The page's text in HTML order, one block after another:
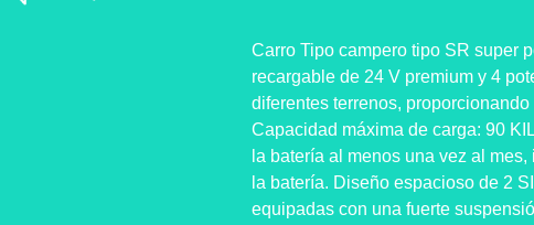
Carro Tipo campero tipo SR super
recargable de 24 V premium y 4
diferentes terrenos,
Capacidad máxima de carga: 90
la batería al menos una vez al
la batería. Diseño espacioso de 2
equipadas con una fuerte